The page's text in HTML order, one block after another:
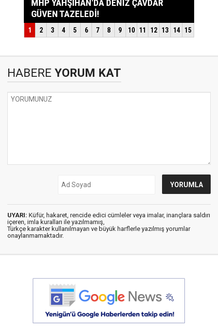
HABERE YORUM KAT
UYARI: Küfür, hakaret, rencide edici cümleler veya imalar, inançlara saldırı
içeren, imla kuralları ile yazılmamış,
Türkçe karakter kullanılmayan ve büyük harflerle yazılmış yorumlar
onaylanmamaktadır.